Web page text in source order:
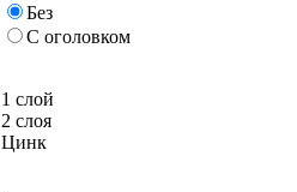
Без
С оголовком
1 слой
2 слоя
Цинк